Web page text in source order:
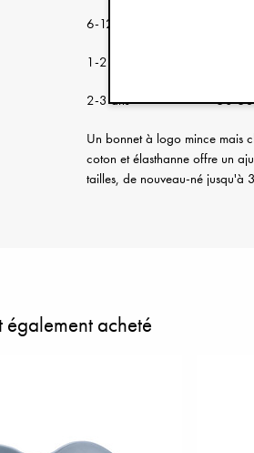
6-12 mois 46-48
1-2 ans 48-50
2-3 ans 50-53
Un bonnet à logo mince mais
coton et élasthanne offre un
tailles, de nouveau-né jusqu'à
également acheté